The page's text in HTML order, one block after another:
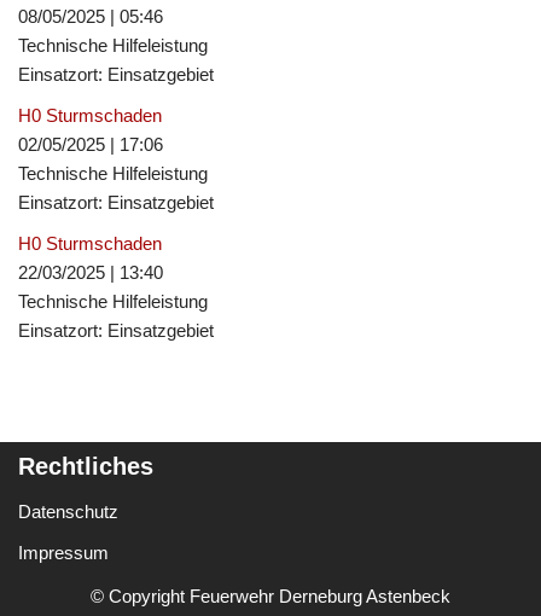
08/05/2025 | 05:46
Technische Hilfeleistung
Einsatzort: Einsatzgebiet
H0 Sturmschaden
02/05/2025 | 17:06
Technische Hilfeleistung
Einsatzort: Einsatzgebiet
H0 Sturmschaden
22/03/2025 | 13:40
Technische Hilfeleistung
Einsatzort: Einsatzgebiet
Rechtliches
Datenschutz
Impressum
© Copyright Feuerwehr Derneburg Astenbeck